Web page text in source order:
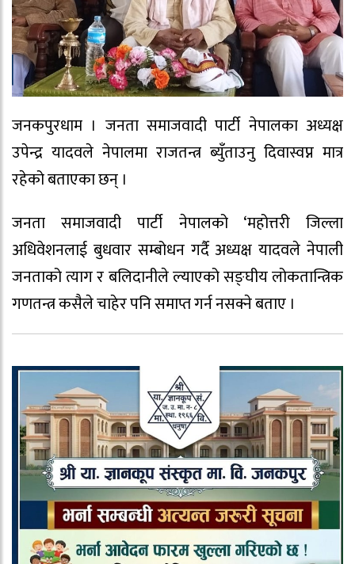
जनकपुरधाम । जनता समाजवादी पार्टी नेपालका अध्यक्ष
उपेन्द्र यादवले नेपालमा राजतन्त्र ब्युँताउनु दिवास्वप्न मात्र
रहेको बताएका छन् ।
जनता समाजवादी पार्टी नेपालको ‘महोत्तरी जिल्ला
अधिवेशनलाई बुधवार सम्बोधन गर्दै अध्यक्ष यादवले नेपाली
जनताको त्याग र बलिदानीले ल्याएको सङ्घीय लोकतान्त्रिक
गणतन्त्र कसैले चाहेर पनि समाप्त गर्न नसक्ने बताए ।